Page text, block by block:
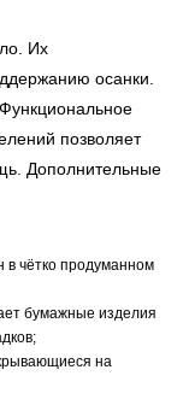
Их
осанки.
позволяет
Дополнительные
в чётко продуманном
бумажные изделия
на